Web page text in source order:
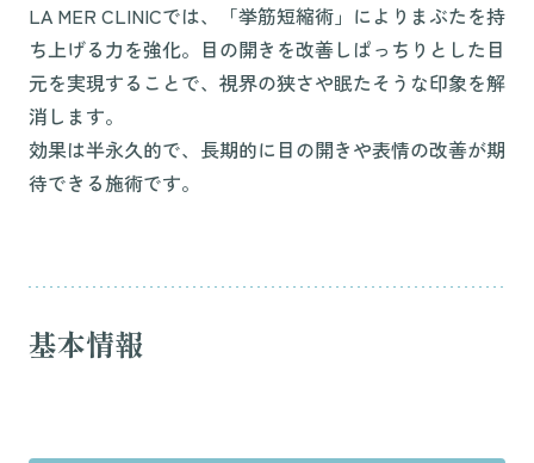
LA MER CLINICでは、「挙筋短縮術」によりまぶたを持
ち上げる力を強化。目の開きを改善しぱっちりとした目
元を実現することで、視界の狭さや眠たそうな印象を解
消します。
効果は半永久的で、長期的に目の開きや表情の改善が期
待できる施術です。
基本情報